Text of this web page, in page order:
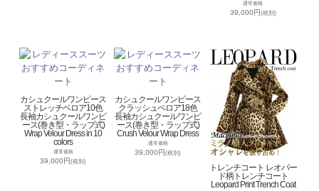
通常価格
39,000円(税別)
カシュクールワンピース
ストレッチベロア10色
長袖カシュクールワンピ
ース(巻き型・ラップ式)
Wrap Velour Dress in 10
colors
通常価格
39,000円(税別)
カシュクールワンピース
クラッシュベロア18色
長袖カシュクールワンピ
ース(巻き型・ラップ式)
Crush Velour Wrap Dress
通常価格
39,000円(税別)
トレンチコート レオパー
ド柄トレンチコート
Leopard Print Trench Coat